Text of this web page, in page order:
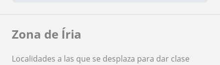
Zona de Íria
Localidades a las que se desplaza para dar clase